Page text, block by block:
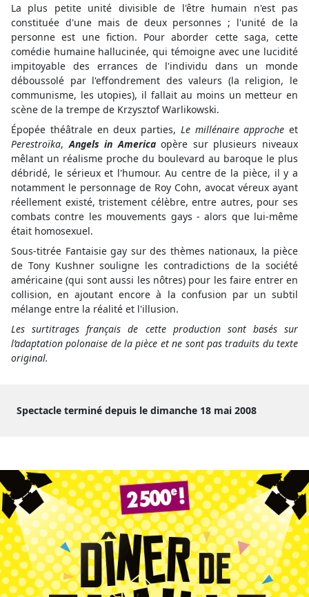
La plus petite unité divisible de l'être humain n'est pas
constituée d'une mais de deux personnes ; l'unité de la
personne est une fiction. Pour aborder cette saga, cette
comédie humaine hallucinée, qui témoigne avec une lucidité
impitoyable des errances de l'individu dans un monde
déboussolé par l'effondrement des valeurs (la religion, le
communisme, les utopies), il fallait au moins un metteur en
scène de la trempe de Krzysztof Warlikowski.
Épopée théâtrale en deux parties, Le millénaire approche et
Perestroïka,Angels in Americaopère sur plusieurs niveaux
mêlant un réalisme proche du boulevard au baroque le plus
débridé, le sérieux et l'humour. Au centre de la pièce, il y a
notamment le personnage de Roy Cohn, avocat véreux ayant
réellement existé, tristement célèbre, entre autres, pour ses
combats contre les mouvements gays - alors que lui-même
était homosexuel.
Sous-titrée Fantaisie gay sur des thèmes nationaux, la pièce
de Tony Kushner souligne les contradictions de la société
américaine (qui sont aussi les nôtres) pour les faire entrer en
collision, en ajoutant encore à la confusion par un subtil
mélange entre la réalité et l'illusion.
Les surtitrages français de cette production sont basés sur
l’adaptation polonaise de la pièce et ne sont pas traduits du texte
original.
Spectacle terminé depuis le dimanche 18 mai 2008